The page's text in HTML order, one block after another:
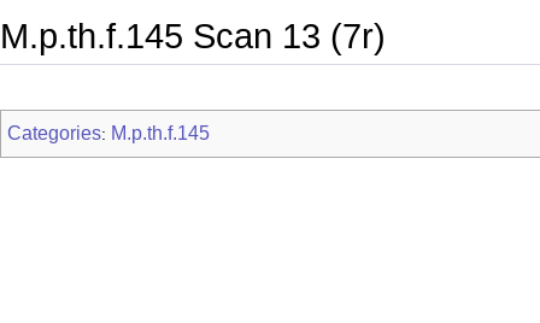
M.p.th.f.145 Scan 13 (7r)
Categories: M.p.th.f.145